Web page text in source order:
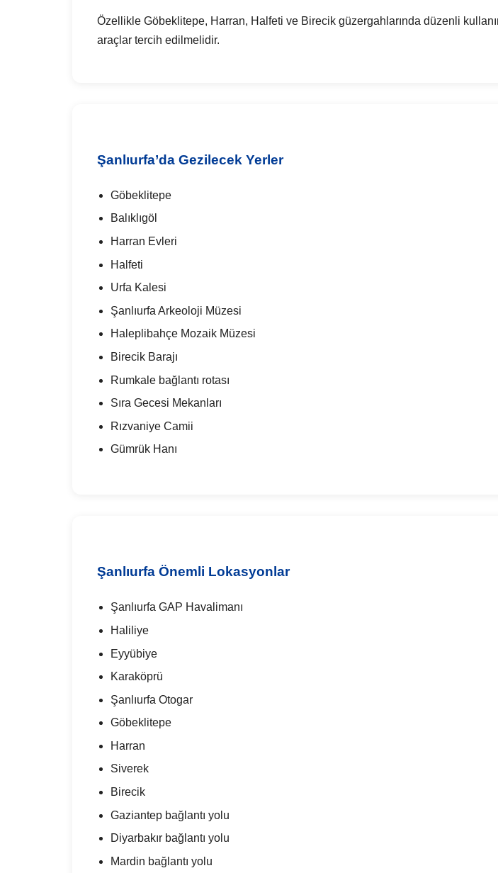
Özellikle Göbeklitepe, Harran, Halfeti ve Birecik güzergahlarında düzenli
araçlar tercih edilmelidir.
Şanlıurfa’da Gezilecek Yerler
Göbeklitepe
Balıklıgöl
Harran Evleri
Halfeti
Urfa Kalesi
Şanlıurfa Arkeoloji Müzesi
Haleplibahçe Mozaik Müzesi
Birecik Barajı
Rumkale bağlantı rotası
Sıra Gecesi Mekanları
Rızvaniye Camii
Gümrük Hanı
Şanlıurfa Önemli Lokasyonlar
Şanlıurfa GAP Havalimanı
Haliliye
Eyyübiye
Karaköprü
Şanlıurfa Otogar
Göbeklitepe
Harran
Siverek
Birecik
Gaziantep bağlantı yolu
Diyarbakır bağlantı yolu
Mardin bağlantı yolu